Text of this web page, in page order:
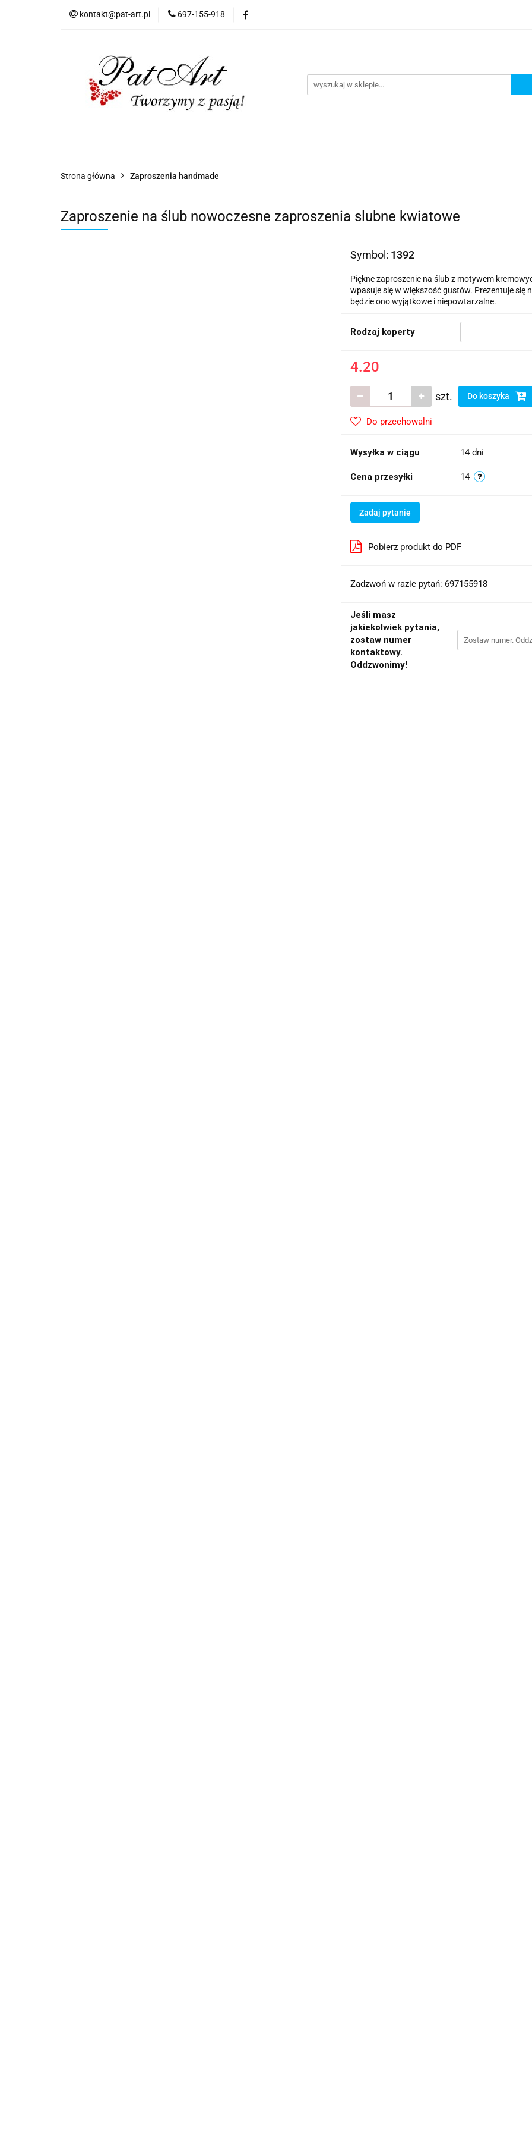
kontakt@pat-art.pl 697-155-918
Czas realizacji zamówień
Prezenty z okazji
Dodatki okolicznościowe
Strona główna Zaproszenia handmade
Zaproszenie na ślub nowoczesne zaproszenia slubne kwiatowe
Symbol: 1392
Piękne zaproszenie na ślub z motywem
wpasuje się w większość gustów. Prezentuje się
będzie ono wyjątkowe i niepowtarzalne.
Rodzaj koperty
4.20
szt. Do koszyka
Do przechowalni
Wysyłka w ciągu 14 dni
Cena przesyłki 14
Zadaj pytanie
Pobierz produkt do PDF
Zadzwoń w razie pytań: 697155918
Jeśli masz
jakiekolwiek pytania,
zostaw numer
kontaktowy.
Oddzwonimy!